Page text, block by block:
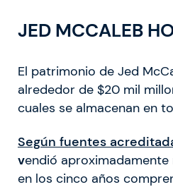
JED MCCALEB
El patrimonio de Jed
alrededor de $20 mil
cuales se almacenan en
Según fuentes
vendió aproximadamente
en los cinco años